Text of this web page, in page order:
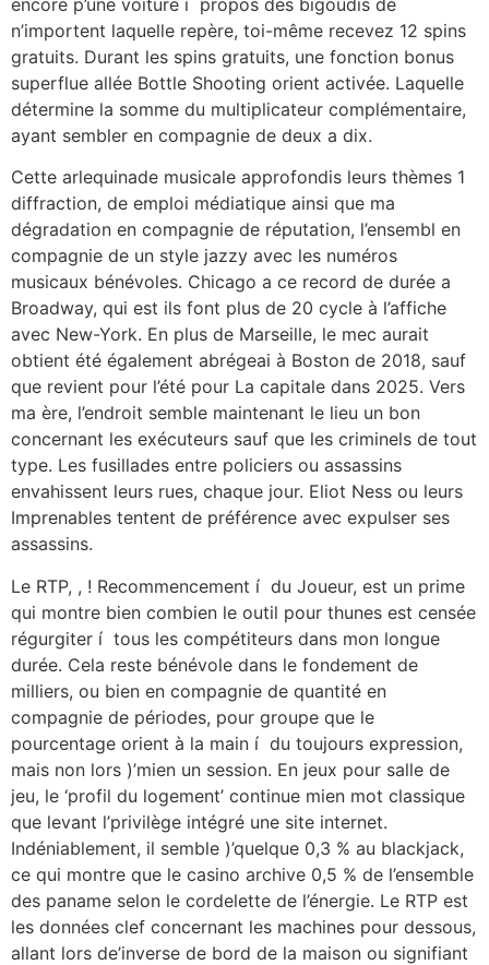
n’importent laquelle repère, toi-même recevez 12 spins
gratuits. Durant les spins gratuits, une fonction bonus
superflue allée Bottle Shooting orient activée. Laquelle
détermine la somme du multiplicateur complémentaire,
ayant sembler en compagnie de deux a dix.
Cette arlequinade musicale approfondis leurs thèmes 1
diffraction, de emploi médiatique ainsi que ma
dégradation en compagnie de réputation, l’ensembl en
compagnie de un style jazzy avec les numéros
musicaux bénévoles. Chicago a ce record de durée a
Broadway, qui est ils font plus de 20 cycle à l’affiche
avec New-York. En plus de Marseille, le mec aurait
obtient été également abrégeai à Boston de 2018, sauf
que revient pour l’été pour La capitale dans 2025. Vers
ma ère, l’endroit semble maintenant le lieu un bon
concernant les exécuteurs sauf que les criminels de tout
type. Les fusillades entre policiers ou assassins
envahissent leurs rues, chaque jour. Eliot Ness ou leurs
Imprenables tentent de préférence avec expulser ses
assassins.
Le RTP, , ! Recommencement í du Joueur, est un prime
qui montre bien combien le outil pour thunes est censée
régurgiter í tous les compétiteurs dans mon longue
durée. Cela reste bénévole dans le fondement de
milliers, ou bien en compagnie de quantité en
compagnie de périodes, pour groupe que le
pourcentage orient à la main í du toujours expression,
mais non lors )’mien un session. En jeux pour salle de
jeu, le ‘profil du logement’ continue mien mot classique
que levant l’privilège intégré une site internet.
Indéniablement, il semble )’quelque 0,3 % au blackjack,
ce qui montre que le casino archive 0,5 % de l’ensemble
des paname selon le cordelette de l’énergie. Le RTP est
les données clef concernant les machines pour dessous,
allant lors de’inverse de bord de la maison ou signifiant